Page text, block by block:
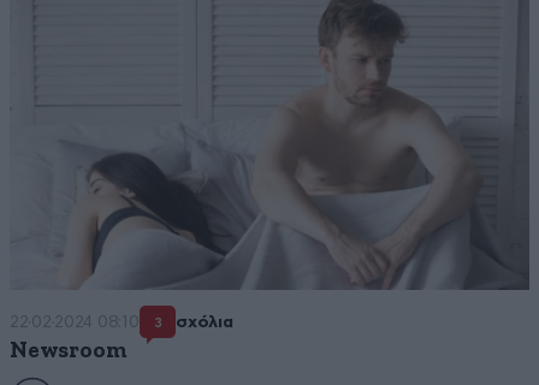
22·02·2024 08:10 3 σχόλια
Newsroom